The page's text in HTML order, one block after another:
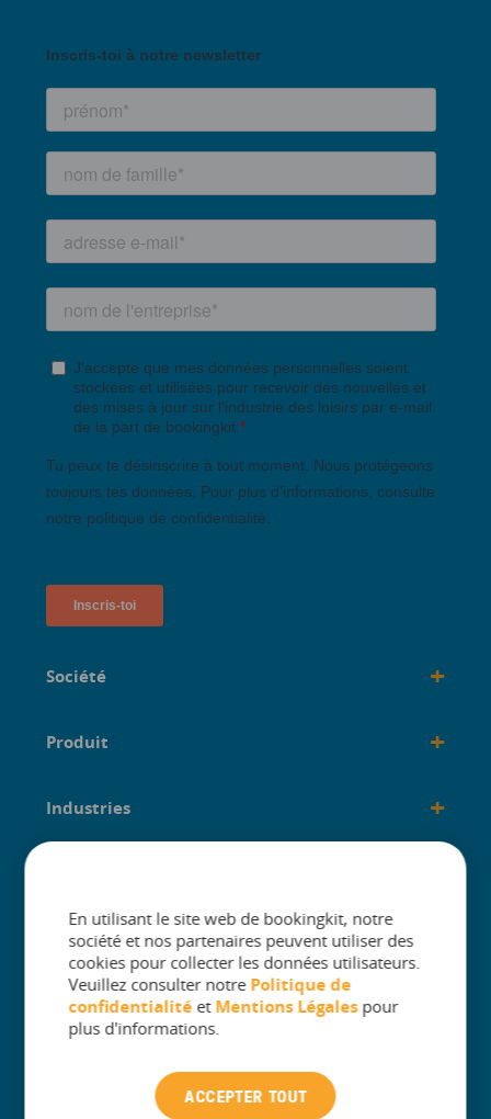
The One Platform for Attractions. Sell
Société +
Produit +
Industries +
En utilisant le site web de bookingkit, notre
société et nos partenaires peuvent utiliser des
cookies pour collecter les données utilisateurs.
Veuillez consulter notre Politique de
confidentialité et Mentions Légalespour
plus d'informations.
ACCEPTER TOUT